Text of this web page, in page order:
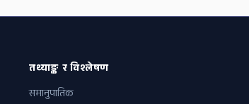
तथ्याङ्क र विश्लेषण
समानुपातिक